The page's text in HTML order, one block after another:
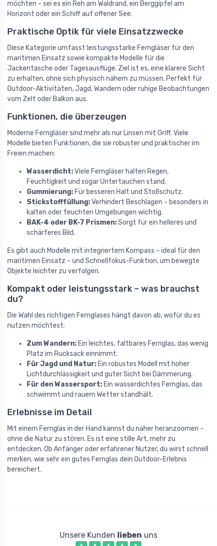
möchten – sei es ein Reh am Waldrand, ein Berggipfel am
Horizont oder ein Schiff auf offener See.
Praktische Optik für viele Einsatzzwecke
Diese Kategorie umfasst leistungsstarke Ferngläser für den
maritimen Einsatz sowie kompakte Modelle für die
Jackentasche oder Tagesausflüge. Ziel ist es, eine klarere Sicht
zu erhalten, ohne sich physisch nähern zu müssen. Perfekt für
Outdoor-Aktivitäten, Jagd, Wandern oder ruhige Beobachtungen
vom Zelt oder Balkon aus.
Funktionen, die überzeugen
Moderne Ferngläser sind mehr als nur Linsen mit Griff. Viele
Modelle bieten Funktionen, die sie robuster und praktischer im
Freien machen:
Wasserdicht:Viele Ferngläser halten Regen,
Feuchtigkeit und sogar Untertauchen stand.
Gummierung: Für besseren Halt und Stoßschutz.
Stickstofffüllung:Verhindert Beschlagen – besonders in
kalten oder feuchten Umgebungen wichtig.
BAK-4 oder BK-7 Prismen:Sorgt für ein helleres und
schärferes Bild.
Es gibt auch Modelle mit integriertem Kompass – ideal für den
maritimen Einsatz – und Schnellfokus-Funktion, um bewegte
Objekte leichter zu verfolgen.
Kompakt oder leistungsstark – was brauchst
du?
Die Wahl des richtigen Fernglases hängt davon ab, wofür du es
nutzen möchtest:
Zum Wandern: Ein leichtes, faltbares Fernglas, das wenig
Platz im Rucksack einnimmt.
Für Jagd und Natur: Ein robustes Modell mit hoher
Lichtdurchlässigkeit und guter Sicht bei Dämmerung.
Für den Wassersport: Ein wasserdichtes Fernglas, das
schwimmt und rauem Wetter standhält.
Erlebnisse im Detail
Mit einem Fernglas in der Hand kannst du näher heranzoomen –
ohne die Natur zu stören. Es ist eine stille Art, mehr zu
entdecken. Ob Anfänger oder erfahrener Nutzer, du wirst schnell
merken, wie sehr ein gutes Fernglas dein Outdoor-Erlebnis
bereichert.
Unsere Kunden lieben uns